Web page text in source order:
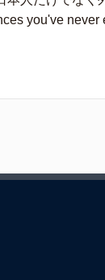
you've